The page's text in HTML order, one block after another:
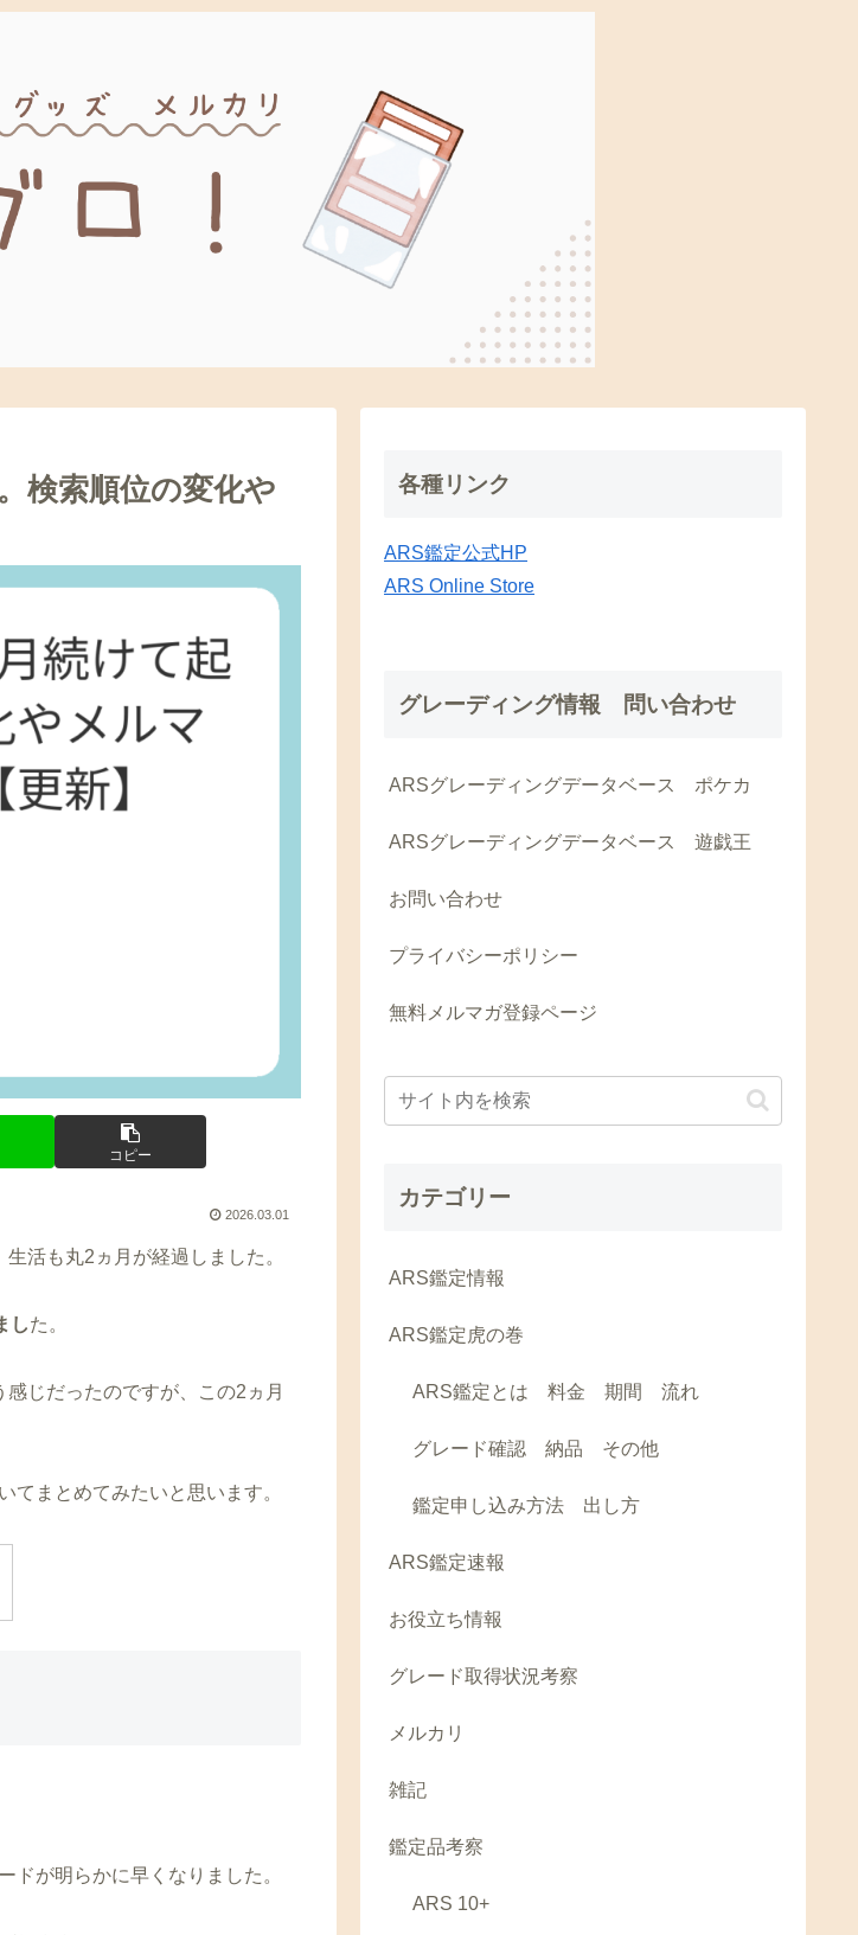
検索順位の変化や
コピー
2026.03.01
活も丸2ヵ月が経過しました。
した。
じだったのですが、この2ヵ月
まとめてみたいと思います。
が明らかに早くなりました。
各種リンク
ARS鑑定公式HP
ARS Online Store
グレーディング情報 問い合わせ
ARSグレーディングデータベース ポケカ
ARSグレーディングデータベース 遊戯王
お問い合わせ
プライバシーポリシー
無料メルマガ登録ページ
カテゴリー
ARS鑑定情報
ARS鑑定虎の巻
ARS鑑定とは 料金 期間 流れ
グレード確認 納品 その他
鑑定申し込み方法 出し方
ARS鑑定速報
お役立ち情報
グレード取得状況考察
メルカリ
雑記
鑑定品考察
ARS 10+